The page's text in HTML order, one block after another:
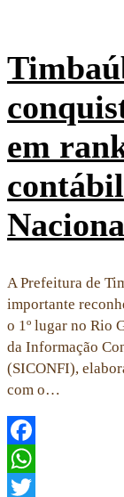
em
A Prefeitura de
importante
o 1º lugar no Rio
da Informação
(SICONFI),
com o…
Facebook
WhatsApp